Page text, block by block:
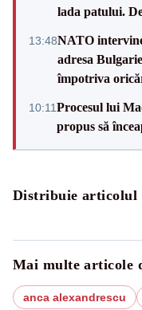
lada patului.
13:48NATO
adresa
împotriva
10:11Procesul lui
propus să
Distribuie articolul
Mai multe articole
anca alexandrescu